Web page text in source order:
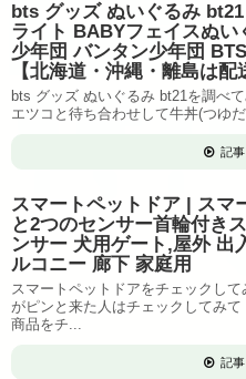
bts グッズ ぬいぐるみ
ライト BABYフェイスぬ
少年団 バンタン少年団
【北海道・沖縄・離島は配
bts グッズ ぬいぐるみ bt21を調べ
エツコと待ち合わせして牛丼(つゆ
記
スマートペットドア | スマ
と2つのセンサー首輪付き
ンサー 犬用ゲート,屋外 出
ルコニー 廊下 家庭用
スマートペットドアをチェックし
がピンと来た人はチェックしてみ
商品をチ...
記